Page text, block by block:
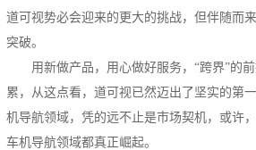
道可视势必会迎来的更大的挑战，但伴随而
突破。
用新做产品，用心做好服务，“跨界”的
累，从这点看，道可视已然迈出了坚实的第
机导航领域，凭的远不止是市场契机，或许
车机导航领域都真正崛起。